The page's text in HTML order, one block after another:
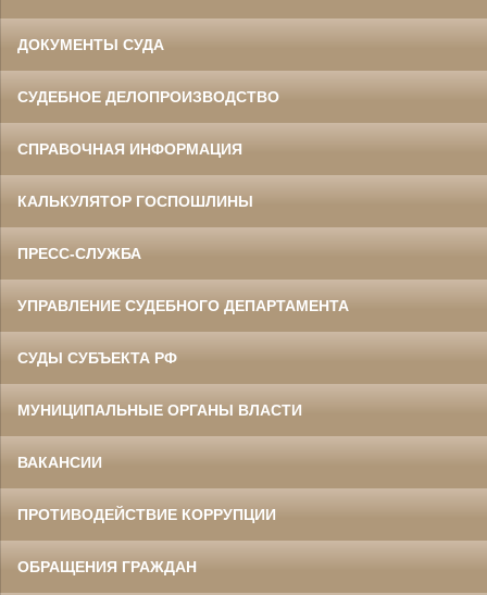
ДОКУМЕНТЫ СУДА
СУДЕБНОЕ ДЕЛОПРОИЗВОДСТВО
СПРАВОЧНАЯ ИНФОРМАЦИЯ
КАЛЬКУЛЯТОР ГОСПОШЛИНЫ
ПРЕСС-СЛУЖБА
УПРАВЛЕНИЕ СУДЕБНОГО ДЕПАРТАМЕНТА
СУДЫ СУБЪЕКТА РФ
МУНИЦИПАЛЬНЫЕ ОРГАНЫ ВЛАСТИ
ВАКАНСИИ
ПРОТИВОДЕЙСТВИЕ КОРРУПЦИИ
ОБРАЩЕНИЯ ГРАЖДАН